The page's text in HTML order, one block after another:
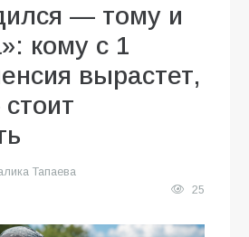
— тому и
кому с 1
вырастет,
Тапаева
25